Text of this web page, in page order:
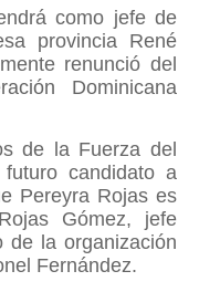
como jefe de
provincia René
renunció del
Dominicana
de la Fuerza del
candidato a
Pereyra Rojas es
Gómez, jefe
de la organización
Fernández.